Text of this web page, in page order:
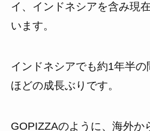
イ、インドネシアを含み現
います。
インドネシアでも約1年半
ほどの成長ぶりです。
GOPIZZAのように、海外か